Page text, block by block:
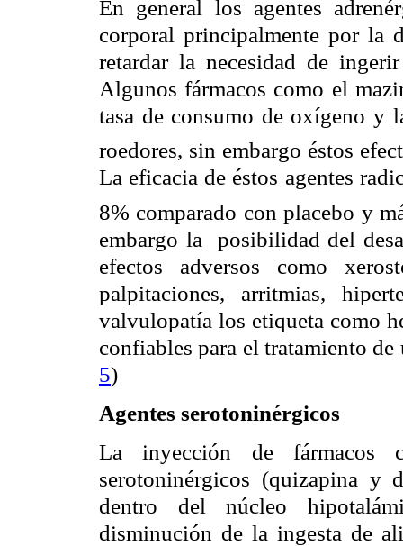
En general los agentes
corporal principalmente por la
retardar la necesidad de
Algunos fármacos como el
tasa de consumo de oxígeno y
roedores, sin embargo éstos
La eficacia de éstos agentes
8% comparado con placebo y
embargo la
posibilidad del
efectos adversos como
palpitaciones, arritmias,
valvulopatía los etiqueta como
confiables para el tratamiento
5)
Agentes serotoninérgicos
La inyección de fármacos
serotoninérgicos (quizapina y
dentro del núcleo
disminución de la ingesta de